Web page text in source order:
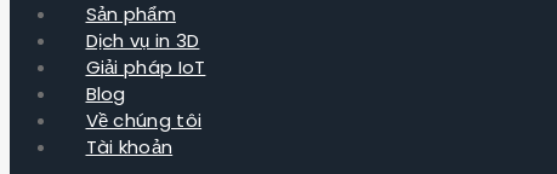
Sản phẩm
Dịch vụ in 3D
Giải pháp IoT
Blog
Về chúng tôi
Tài khoản